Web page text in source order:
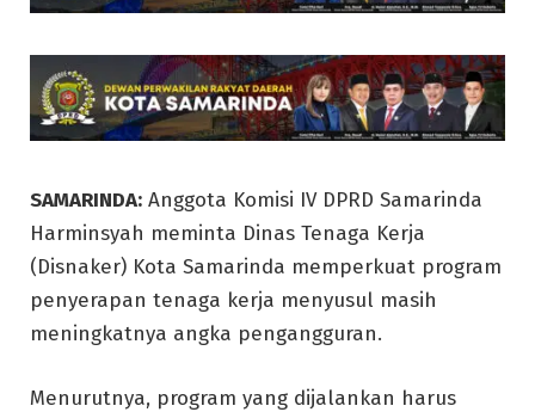
SAMARINDA: Anggota Komisi IV DPRD Samarinda
Harminsyah meminta Dinas Tenaga Kerja
(Disnaker) Kota Samarinda memperkuat program
penyerapan tenaga kerja menyusul masih
meningkatnya angka pengangguran.
Menurutnya, program yang dijalankan harus